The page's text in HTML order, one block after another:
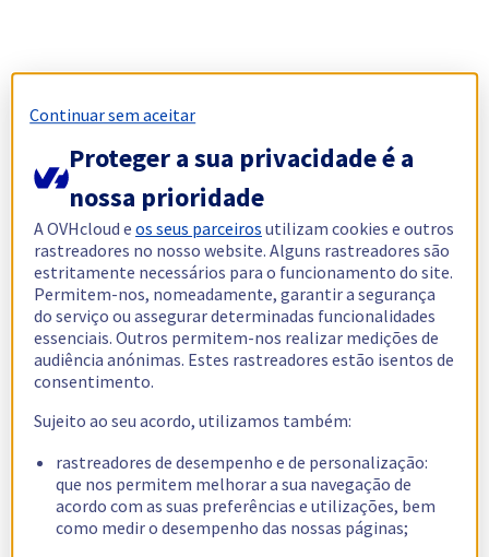
Continuar sem aceitar
Proteger a sua privacidade é a
nossa prioridade
A OVHcloud eos seus parceiros utilizam cookies e outros
rastreadores no nosso website. Alguns rastreadores são
estritamente necessários para o funcionamento do site.
Permitem-nos, nomeadamente, garantir a segurança
do serviço ou assegurar determinadas funcionalidades
essenciais. Outros permitem-nos realizar medições de
audiência anónimas. Estes rastreadores estão isentos de
consentimento.
Sujeito ao seu acordo, utilizamos também:
rastreadores de desempenho e de personalização:
que nos permitem melhorar a sua navegação de
acordo com as suas preferências e utilizações, bem
como medir o desempenho das nossas páginas;